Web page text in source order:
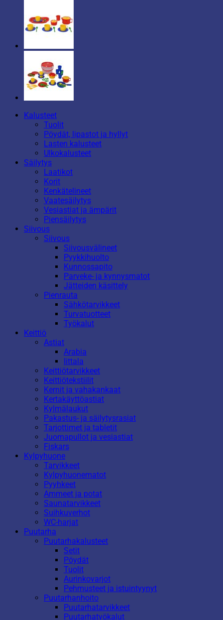
Kalusteet
Tuolit
Pöydät, lipastot ja hyllyt
Lasten kalusteet
Ulkokalusteet
Säilytys
Laatikot
Korit
Kenkätelineet
Vaatesäilytys
Vesiastiat ja ämpärit
Piensäilytys
Siivous
Siivous
Siivousvälineet
Pyykkihuolto
Kunnossapito
Parveke- ja kynnysmatot
Jätteiden käsittely
Pienrauta
Sähkötarvikkeet
Turvatuotteet
Työkalut
Keittiö
Astiat
Arabia
Iittala
Keittiötarvikkeet
Keittiötekstiilit
Kernit ja vahakankaat
Kertakäyttöastiat
Kylmälaukut
Pakastus- ja säilytysrasiat
Tarjottimet ja tabletit
Juomapullot ja vesiastiat
Fiskars
Kylpyhuone
Tarvikkeet
Kylpyhuonematot
Pyyhkeet
Ammeet ja potat
Saunatarvikkeet
Suihkuverhot
WC-harjat
Puutarha
Puutarhakalusteet
Setit
Pöydät
Tuolit
Aurinkovarjot
Pehmusteet ja istuintyynyt
Puutarhanhoito
Puutarhatarvikkeet
Puutarhatyökalut